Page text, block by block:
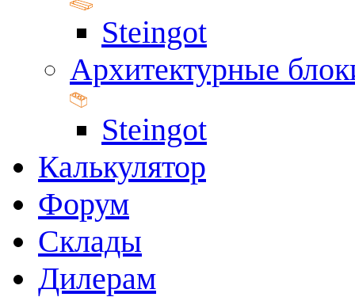
Steingot
Архитектурные
Steingot
Калькулятор
Форум
Склады
Дилерам